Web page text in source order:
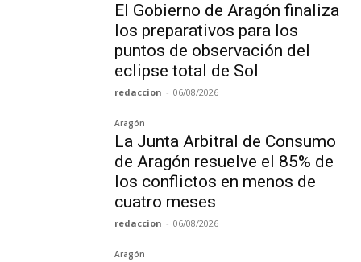
El Gobierno de Aragón finaliza
los preparativos para los
puntos de observación del
eclipse total de Sol
redaccion - 06/08/2026
Aragón
La Junta Arbitral de Consumo
de Aragón resuelve el 85% de
los conflictos en menos de
cuatro meses
redaccion - 06/08/2026
Aragón